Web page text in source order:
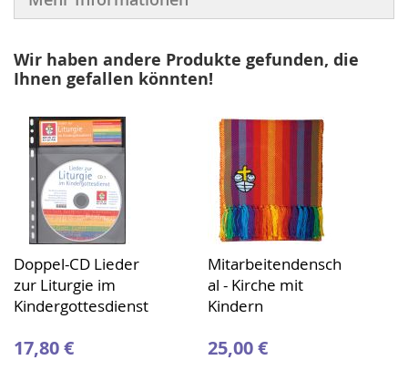
Wir haben andere Produkte gefunden, die
Ihnen gefallen könnten!
Doppel-CD Lieder
zur Liturgie im
Kindergottesdienst
17,80 €
Mitarbeitendensch
al - Kirche mit
Kindern
25,00 €